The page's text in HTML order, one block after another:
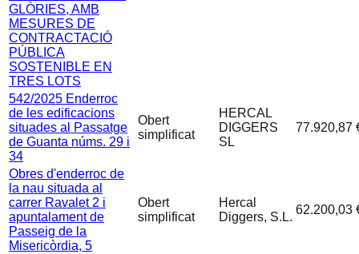
GLÒRIES, AMB
MESURES DE
CONTRACTACIÓ
PÚBLICA
SOSTENIBLE EN
TRES LOTS
542/2025 Enderroc
de les edificacions
situades al Passatge
de Guanta núms. 29 i
34
Obert
simplificat
HERCAL
DIGGERS
SL
77.920,87
Obres d'enderroc de
la nau situada al
carrer Ravalet 2 i
apuntalament de
Passeig de la
Misericòrdia, 5
Obert
simplificat
Hercal
Diggers, S.L.
62.200,03